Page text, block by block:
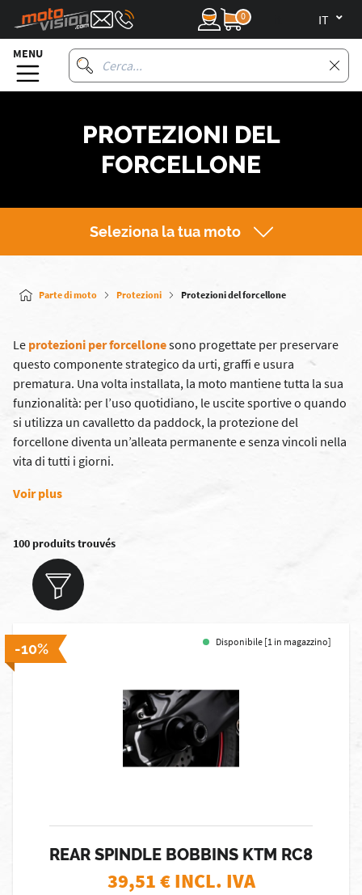
0
MENU
PROTEZIONI DEL
FORCELLONE
Seleziona la tua moto
Parte di moto Protezioni Protezioni del forcellone
Le protezioni per forcellonesono progettate per preservare
questo componente strategico da urti, graffi e usura
prematura. Una volta installata, la moto mantiene tutta la sua
funzionalità: per l’uso quotidiano, le uscite sportive o quando
si utilizza un cavalletto da paddock, la protezione del
forcellone diventa un’alleata permanente e senza vincoli nella
vita di tutti i giorni.
Voir plus
100 produits trouvés
-10% Disponibile [1 in magazzino]
REAR SPINDLE BOBBINS KTM RC8
39,51€ INCL. IVA